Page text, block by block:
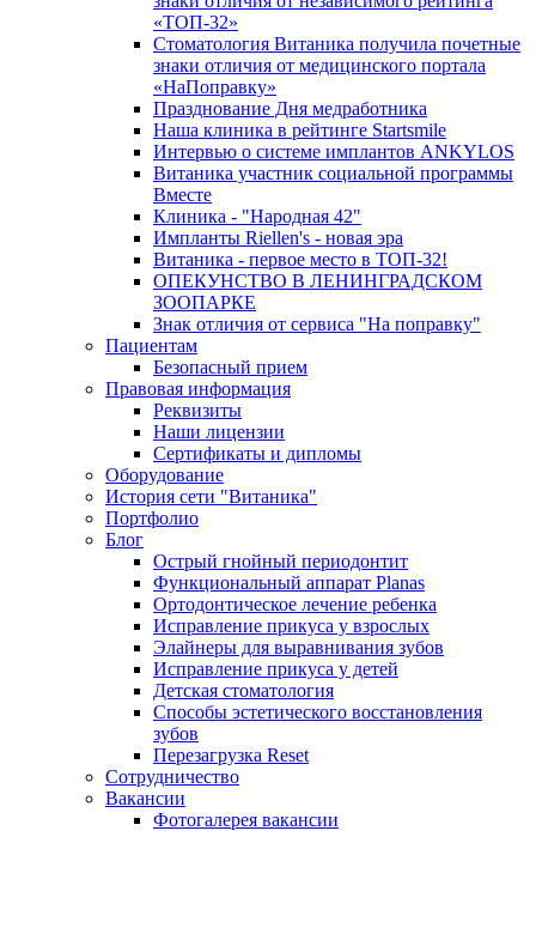
«ТОП-32»
Стоматология Витаника получила почетные
знаки отличия от медицинского портала
«НаПоправку»
Празднование Дня медработника
Наша клиника в рейтинге Startsmile
Интервью о системе имплантов ANKYLOS
Витаника участник социальной программы
Вместе
Клиника - "Народная 42"
Импланты Riellen's - новая эра
Витаника - первое место в ТОП-32!
ОПЕКУНСТВО В ЛЕНИНГРАДСКОМ
ЗООПАРКЕ
Знак отличия от сервиса "На поправку"
Пациентам
Безопасный прием
Правовая информация
Реквизиты
Наши лицензии
Сертификаты и дипломы
Оборудование
История сети "Витаника"
Портфолио
Блог
Острый гнойный периодонтит
Функциональный аппарат Planas
Ортодонтическое лечение ребенка
Исправление прикуса у взрослых
Элайнеры для выравнивания зубов
Исправление прикуса у детей
Детская стоматология
Способы эстетического восстановления
зубов
Перезагрузка Reset
Сотрудничество
Вакансии
Фотогалерея вакансии